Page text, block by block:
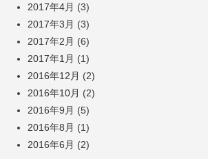
2017年4月 (3)
2017年3月 (3)
2017年2月 (6)
2017年1月 (1)
2016年12月 (2)
2016年10月 (2)
2016年9月 (5)
2016年8月 (1)
2016年6月 (2)